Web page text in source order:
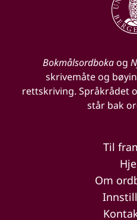
Bokmålsordbokaog
skrivemåte og
rettskriving. Språkrådet
står bak
Til
Om